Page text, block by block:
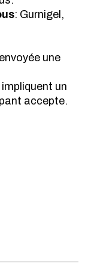
: Gurnigel,
une
un
accepte.